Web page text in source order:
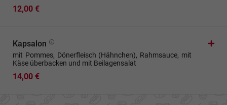
12,00 €
Kapsalon
mit Pommes, Dönerfleisch (Hähnchen), Rahmsauce, mit
Käse überbacken und mit Beilagensalat
14,00 €